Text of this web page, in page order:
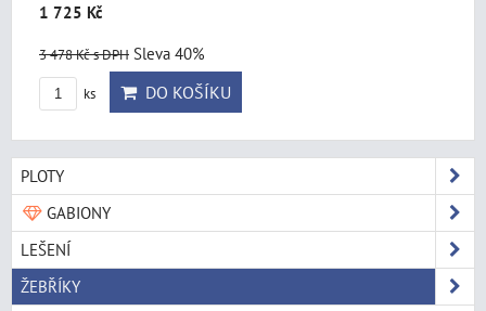
1 725 Kč
3 478 Kčs DPH Sleva 40%
ks DO KOŠÍKU
PLOTY
GABIONY
LEŠENÍ
ŽEBŘÍKY